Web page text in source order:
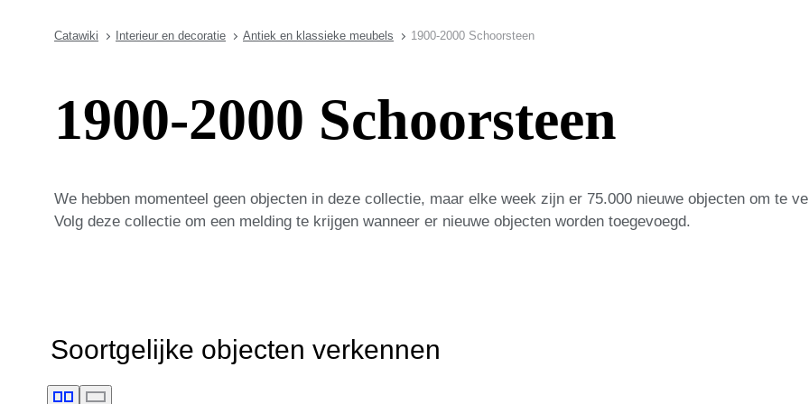
Catawiki Interieur en decoratie Antiek en klassieke meubels 1900-2000 Schoorsteen
1900-2000 Schoorsteen
We hebben momenteel geen objecten in deze collectie, maar elke week zijn er 75.000 nieuwe objecten om te
Volg deze collectie om een melding te krijgen wanneer er nieuwe objecten worden toegevoegd.
Soortgelijke objecten verkennen